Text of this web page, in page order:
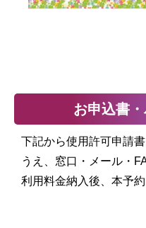
お申込書
下記から使用許可申請
うえ、窓口・メール・
利用料金納入後、本予約